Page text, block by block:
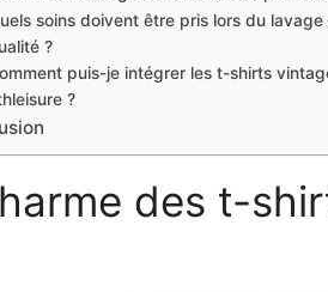
soins doivent être pris lors du
?
puis-je intégrer les t-shirts
?
des t-